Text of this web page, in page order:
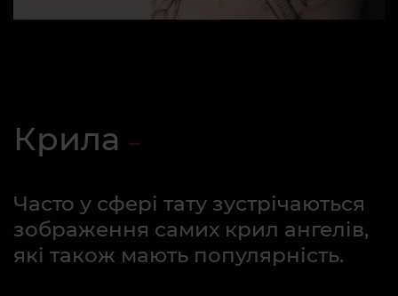
Крила
Часто у сфері тату зустрічаються
зображення самих крил ангелів,
які також мають популярність.